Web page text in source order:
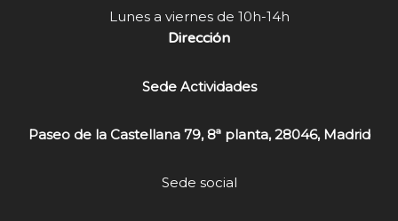
Lunes a viernes de 10h-14h
Dirección
Sede Actividades
Paseo de la Castellana 79, 8ª planta, 28046, Madrid
Sede social